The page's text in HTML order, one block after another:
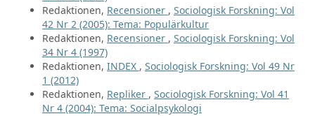
Redaktionen, Recensioner , Sociologisk Forskning: Vol
42 Nr 2 (2005): Tema: Populärkultur
Redaktionen, Recensioner , Sociologisk Forskning: Vol
34 Nr 4 (1997)
Redaktionen, INDEX , Sociologisk Forskning: Vol 49 Nr
1 (2012)
Redaktionen, Repliker , Sociologisk Forskning: Vol 41
Nr 4 (2004): Tema: Socialpsykologi